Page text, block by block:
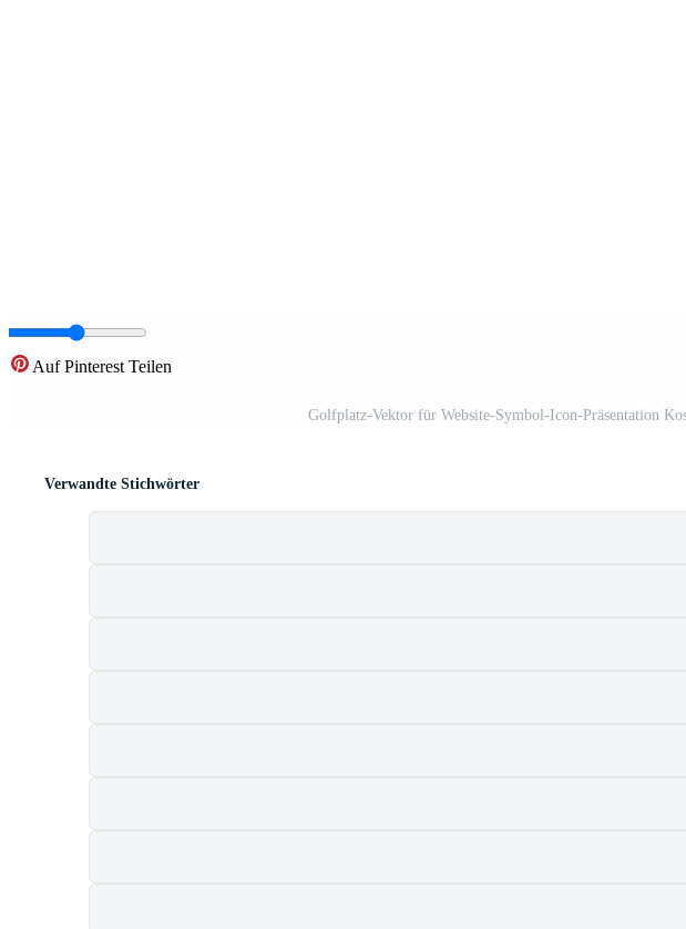
Auf Pinterest Teilen
Golfplatz-Vektor für Website-Symbol-Icon-Präsentation
Verwandte Stichwörter